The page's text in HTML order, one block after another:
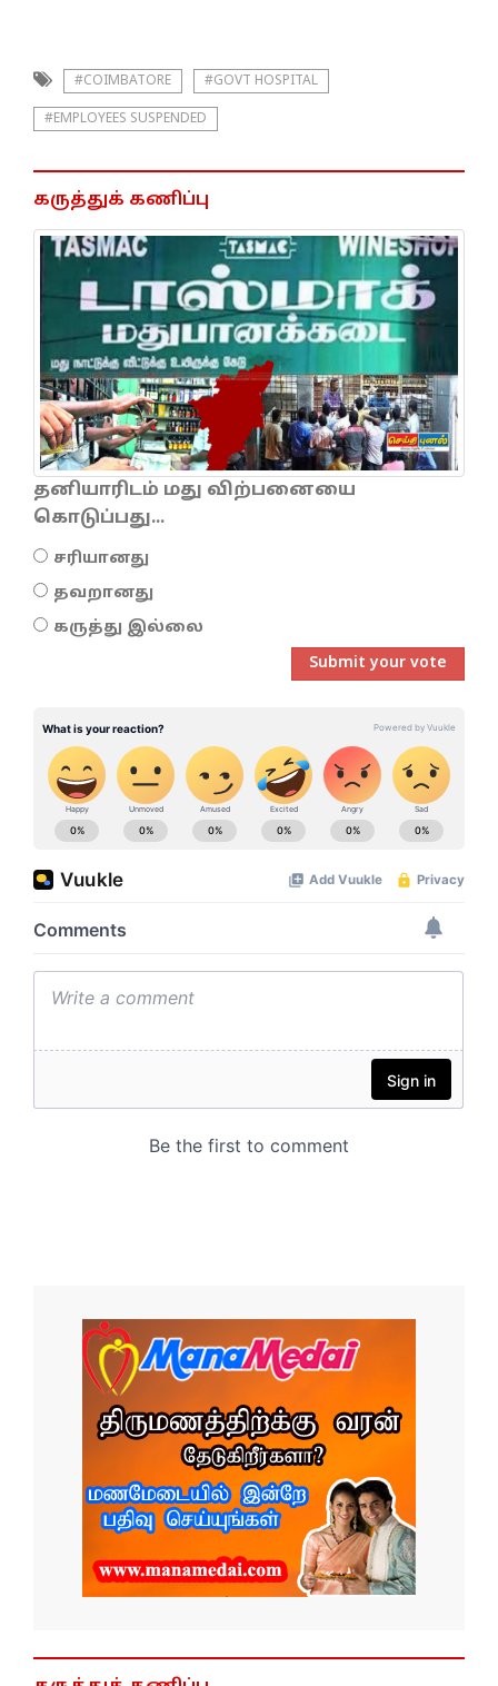
#COIMBATORE #GOVT HOSPITAL
#EMPLOYEES SUSPENDED
கருத்துக் கணிப்பு
தனியாரிடம் மது விற்பனையை
கொடுப்பது...
சரியானது
தவறானது
கருத்து இல்லை
Submit your vote